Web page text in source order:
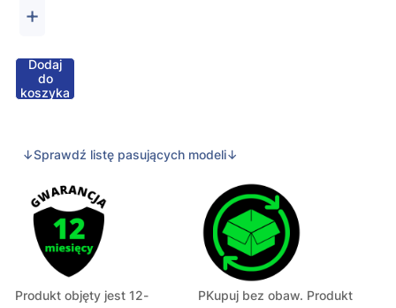
+
Dodaj
do
koszyka
↓Sprawdź listę pasujących modeli↓
Produkt objęty jest 12-
PKupuj bez obaw. Produkt